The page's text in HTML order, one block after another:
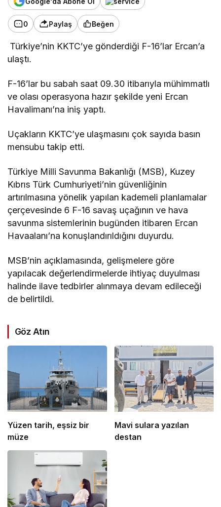
0 Paylaş Beğen
Türkiye’nin KKTC’ye gönderdiği F-16’lar Ercan’a
ulaştı.
F-16’lar bu sabah saat 09.30 itibarıyla mühimmatlı
ve olası operasyona hazır şekilde yeni Ercan
Havalimanı’na iniş yaptı.
Uçakların KKTC’ye ulaşmasını çok sayıda basın
mensubu takip etti.
Türkiye Milli Savunma Bakanlığı (MSB), Kuzey
Kıbrıs Türk Cumhuriyeti’nin güvenliğinin
artırılmasına yönelik yapılan kademeli planlamalar
çerçevesinde 6 F-16 savaş uçağının ve hava
savunma sistemlerinin bugünden itibaren Ercan
Havaalanı’na konuşlandırıldığını duyurdu.
MSB’nin açıklamasında, ​gelişmelere göre
yapılacak değerlendirmelerde ihtiyaç duyulması
halinde ilave tedbirler alınmaya devam edileceği
de belirtildi.
Göz Atın
Yüzen tarih, eşsiz bir
müze
Mavi sulara yazılan
destan